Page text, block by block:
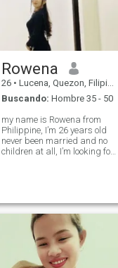
Rowena
26 • Lucena, Quezon, Filipinas
Buscando: Hombre 35 - 50
my name is Rowena from
Philippine, I’m 26 years old
never been married and no
children at all, I’m looking for
message me , Hoping that
you